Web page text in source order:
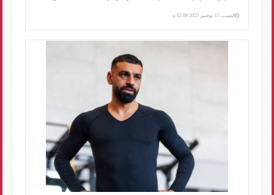
السبت، 15 نوفمبر 2025 02:09 م